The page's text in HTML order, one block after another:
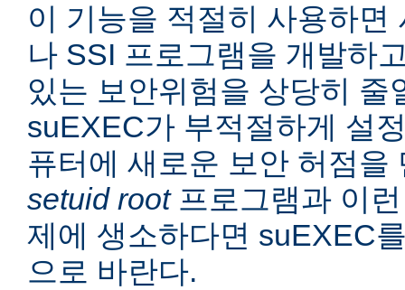
이 기능을 적절히 사용하면
나 SSI 프로그램을 개발하
있는 보안위험을 상당히 줄
suEXEC가 부적절하게 설
퓨터에 새로운 보안 허점을
setuid root프로그램과 이
제에 생소하다면 suEXEC
으로 바란다.